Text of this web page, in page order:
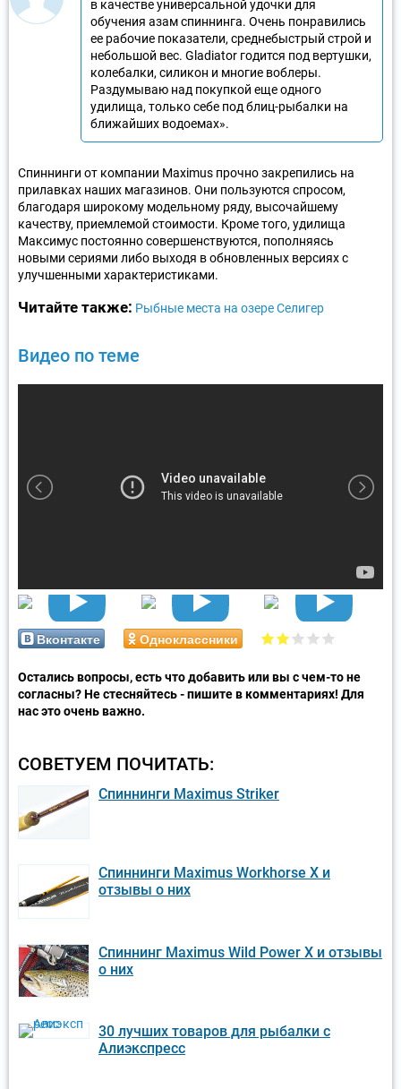
в качестве универсальной удочки для
обучения азам спиннинга. Очень понравились
ее рабочие показатели, среднебыстрый строй и
небольшой вес. Gladiator годится под вертушки,
колебалки, силикон и многие воблеры.
Раздумываю над покупкой еще одного
удилища, только себе под блиц-рыбалки на
ближайших водоемах».
Спиннинги от компании Maximus прочно закрепились на
прилавках наших магазинов. Они пользуются спросом,
благодаря широкому модельному ряду, высочайшему
качеству, приемлемой стоимости. Кроме того, удилища
Максимус постоянно совершенствуются, пополняясь
новыми сериями либо выходя в обновленных версиях с
улучшенными характеристиками.
Читайте также: Рыбные места на озере Селигер
Видео по теме
Вконтакте Одноклассники
Остались вопросы, есть что добавить или вы с чем-то не
согласны? Не стесняйтесь - пишите в комментариях! Для
нас это очень важно.
СОВЕТУЕМ ПОЧИТАТЬ:
Спиннинги Maximus Striker
Спиннинги Maximus Workhorse X и
отзывы о них
Спиннинг Maximus Wild Power X и отзывы
о них
30 лучших товаров для рыбалки с
Алиэкспресс